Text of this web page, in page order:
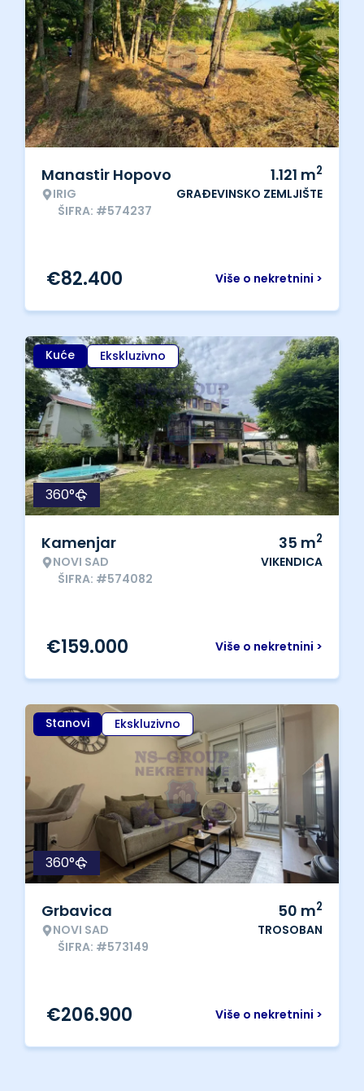
Manastir Hopovo
IRIG
ŠIFRA: #574237
1.121 m2
GRAĐEVINSKO ZEMLJIŠTE
Više o nekretnini >
€82.400
Kuće Ekskluzivno
360°
Kamenjar
NOVI SAD
ŠIFRA: #574082
35 m2
VIKENDICA
Više o nekretnini >
€159.000
Stanovi Ekskluzivno
360°
Grbavica
NOVI SAD
ŠIFRA: #573149
50 m2
TROSOBAN
Više o nekretnini >
€206.900